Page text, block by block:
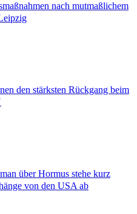
nach mutmaßlichem
den stärksten Rückgang beim
über Hormus stehe kurz
von den USA ab